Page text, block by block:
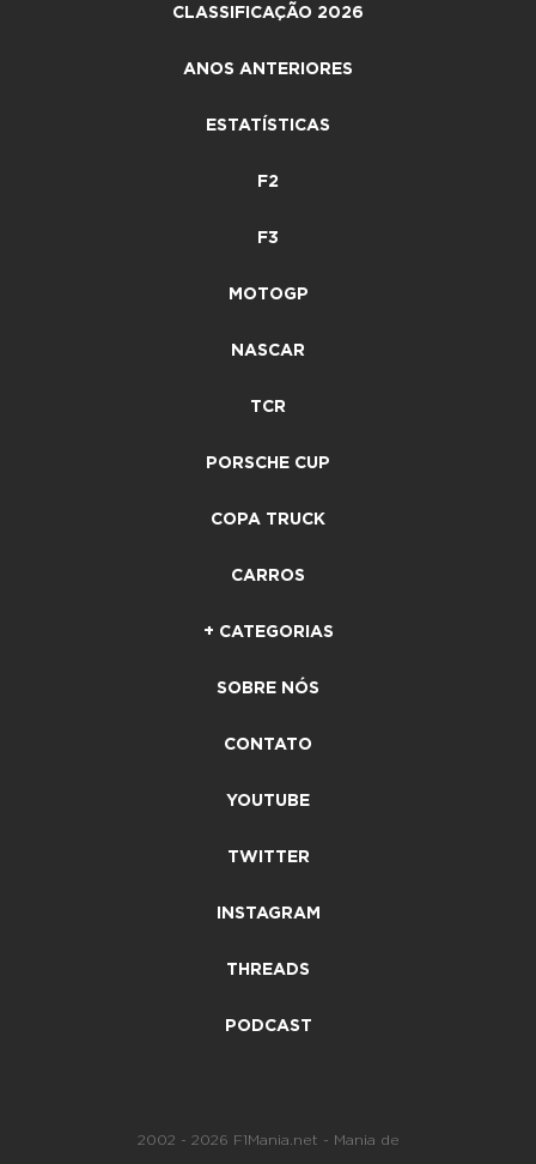
CLASSIFICAÇÃO 2026
ANOS ANTERIORES
ESTATÍSTICAS
F2
F3
MOTOGP
NASCAR
TCR
PORSCHE CUP
COPA TRUCK
CARROS
+ CATEGORIAS
SOBRE NÓS
CONTATO
YOUTUBE
TWITTER
INSTAGRAM
THREADS
PODCAST
2002 - 2026 F1Mania.net - Mania de